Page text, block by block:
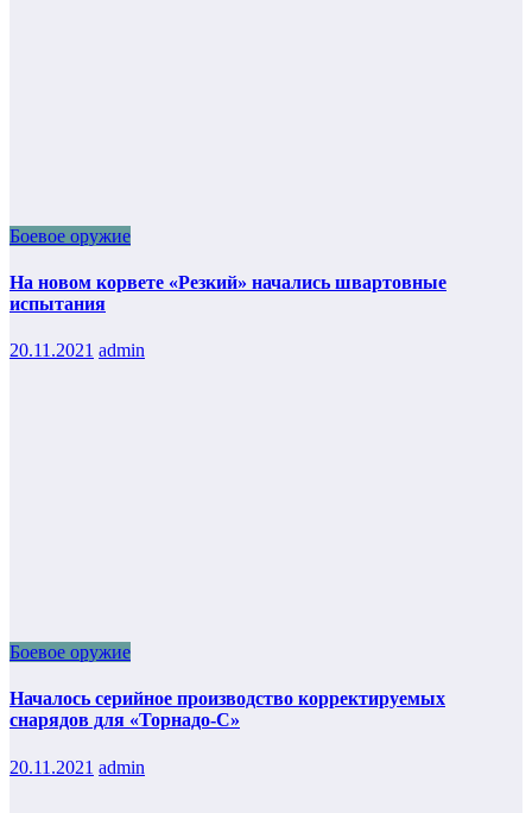
Боевое оружие
На новом корвете «Резкий» начались швартовные
испытания
20.11.2021 admin
Боевое оружие
Началось серийное производство корректируемых
снарядов для «Торнадо-С»
20.11.2021 admin